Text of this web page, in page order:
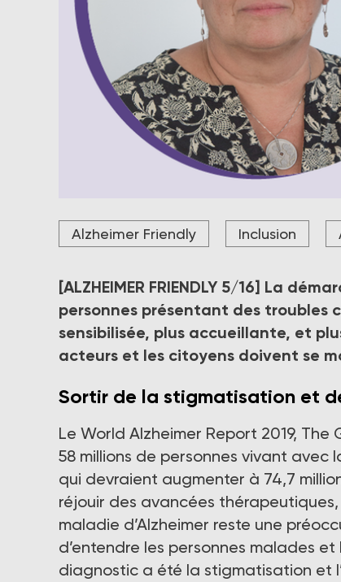
« Il s’agit d’une approche holistique qui vise
pour les personnes vivant avec la maladie
Crédit photo DR
Alzheimer Friendly Inclusion
[ALZHEIMER FRIENDLY 5/16] La
personnes présentant des troubles
sensibilisée, plus accueillante, et
acteurs et les citoyens doivent se
Sortir de la stigmatisation et
Le World Alzheimer Report 2019,
58 millions de personnes vivant avec
qui devraient augmenter à 74,7
réjouir des avancées
maladie d’Alzheimer reste une
d’entendre les personnes malades
diagnostic a été la stigmatisation et